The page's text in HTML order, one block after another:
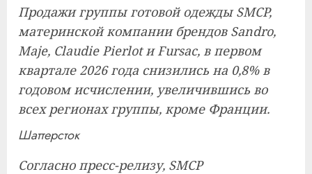
Продажи группы готовой одежды SMCP,
материнской компании брендов Sandro,
Maje, Claudie Pierlot и Fursac, в первом
квартале 2026 года снизились на 0,8% в
годовом исчислении, увеличившись во
всех регионах группы, кроме Франции.
Шаттерсток
Согласно пресс-релизу, SMCP